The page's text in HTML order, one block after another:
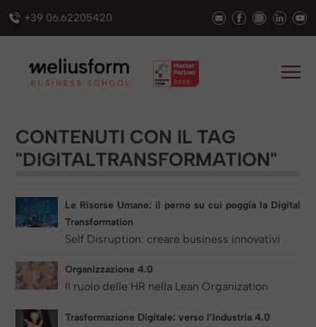
+39 06.62205420
CONTENUTI CON IL TAG
"DIGITALTRANSFORMATION"
Le Risorse Umane: il perno su cui poggia la Digital
Transformation
Self Disruption: creare business innovativi
Organizzazione 4.0
Il ruolo delle HR nella Lean Organization
Trasformazione Digitale: verso l’Industria 4.0